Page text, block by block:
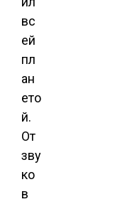
вс
ей
пл
ан
ето
й.
От
зву
ко
в